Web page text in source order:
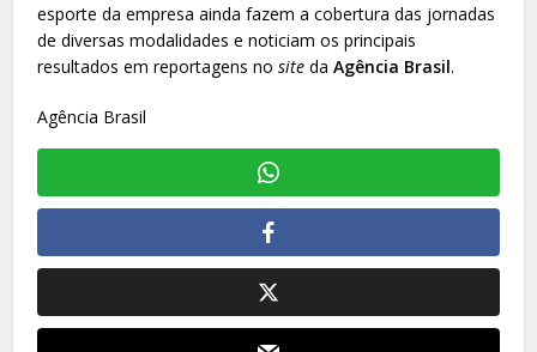
esporte da empresa ainda fazem a cobertura das jornadas
de diversas modalidades e noticiam os principais
resultados em reportagens nosite daAgência Brasil.
Agência Brasil